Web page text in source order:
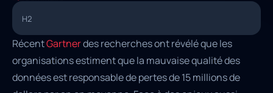
H2
RécentGartnerdes recherches ont révélé que les
organisations estiment que la mauvaise qualité des
données est responsable de pertes de 15 millions de